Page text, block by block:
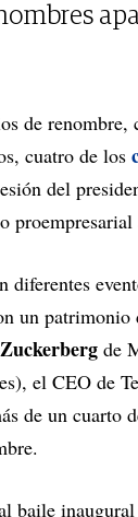
de renombre,
cuatro de los
del
diferentes
un patrimonio
de
el CEO de
de un cuarto
baile